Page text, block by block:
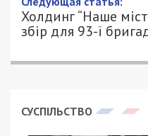
7/10/2022
ПЕТРО ЩУКІН -
Тоді, як тиждень
автобусів